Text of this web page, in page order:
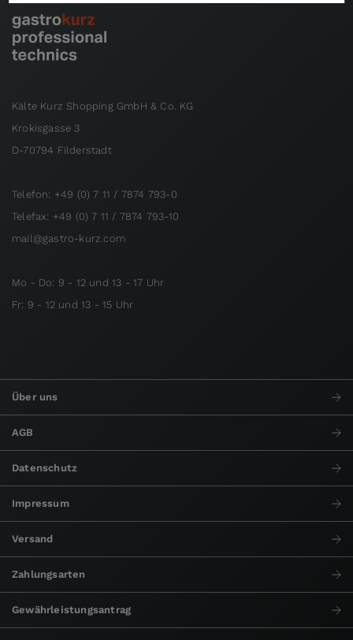
Kälte Kurz Shopping GmbH & Co. KG
Krokisgasse 3
D-70794 Filderstadt
Telefon: +49 (0) 7 11 / 7874 793-0
Telefax: +49 (0) 7 11 / 7874 793-10
mail@gastro-kurz.com
Mo - Do: 9 - 12 und 13 - 17 Uhr
Fr: 9 - 12 und 13 - 15 Uhr
Über uns
AGB
Datenschutz
Impressum
Versand
Zahlungsarten
Gewährleistungsantrag